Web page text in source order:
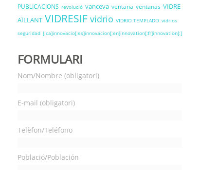
PUBLICACIONS revolució vanceva ventana ventanas VIDRE
AÏLLANT VIDRESIF vidrio VIDRIO TEMPLADO vidrios
seguridad [:ca]innovacio[:es]innovacion[:en]innovation[:fr]innovation[:]
FORMULARI
Nom/Nombre (obligatori)
E-mail (obligatori)
Telèfon/Teléfono
Població/Población